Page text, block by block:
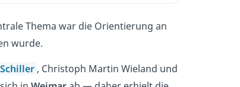
Thema war die Orientierung an
wurde.
, Christoph Martin Wieland und